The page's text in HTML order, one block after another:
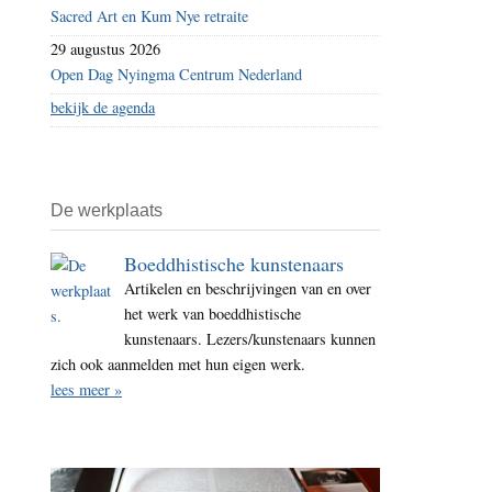
Sacred Art en Kum Nye retraite
29 augustus 2026
Open Dag Nyingma Centrum Nederland
bekijk de agenda
De werkplaats
Boeddhistische kunstenaars
Artikelen en beschrijvingen van en over
het werk van boeddhistische
kunstenaars. Lezers/kunstenaars kunnen
zich ook aanmelden met hun eigen werk.
lees meer »